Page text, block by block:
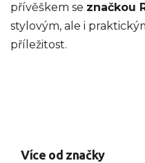
přívěškem se značkou
stylovým, ale i
příležitost.
Více od značky